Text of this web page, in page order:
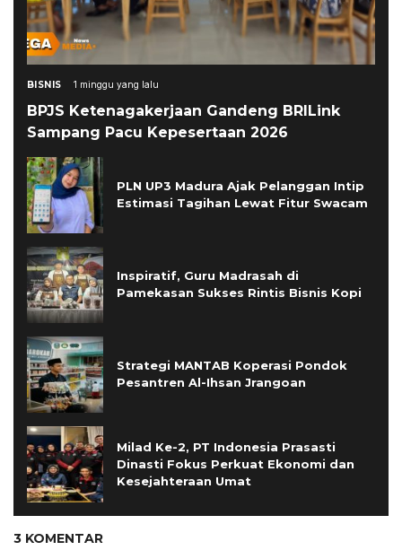
BISNIS 1 minggu yang lalu
BPJS Ketenagakerjaan Gandeng BRILink
Sampang Pacu Kepesertaan 2026
PLN UP3 Madura Ajak Pelanggan Intip
Estimasi Tagihan Lewat Fitur Swacam
Inspiratif, Guru Madrasah di
Pamekasan Sukses Rintis Bisnis Kopi
Strategi MANTAB Koperasi Pondok
Pesantren Al-Ihsan Jrangoan
Milad Ke-2, PT Indonesia Prasasti
Dinasti Fokus Perkuat Ekonomi dan
Kesejahteraan Umat
3 KOMENTAR